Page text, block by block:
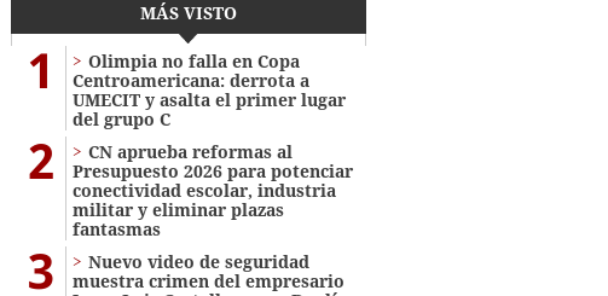
MÁS VISTO
1
Olimpia no falla en Copa
Centroamericana: derrota a
UMECIT y asalta el primer lugar
del grupo C
2
CN aprueba reformas al
Presupuesto 2026 para potenciar
conectividad escolar, industria
militar y eliminar plazas
fantasmas
3
Nuevo video de seguridad
muestra crimen del empresario